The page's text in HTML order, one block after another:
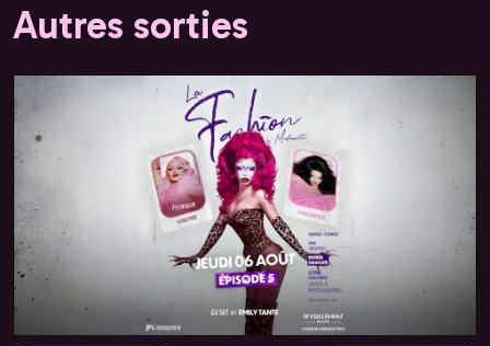
Autres sorties